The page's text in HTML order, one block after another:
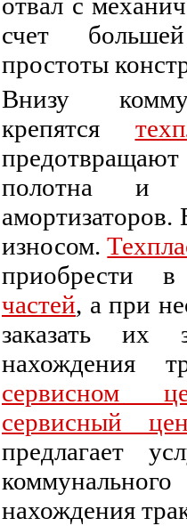
счет
простоты
Внизу
крепятся
полотна и
износом.
приобрести
частей, а при
заказать их
нахождения
сервисном
сервисный
предлагает
нахождения